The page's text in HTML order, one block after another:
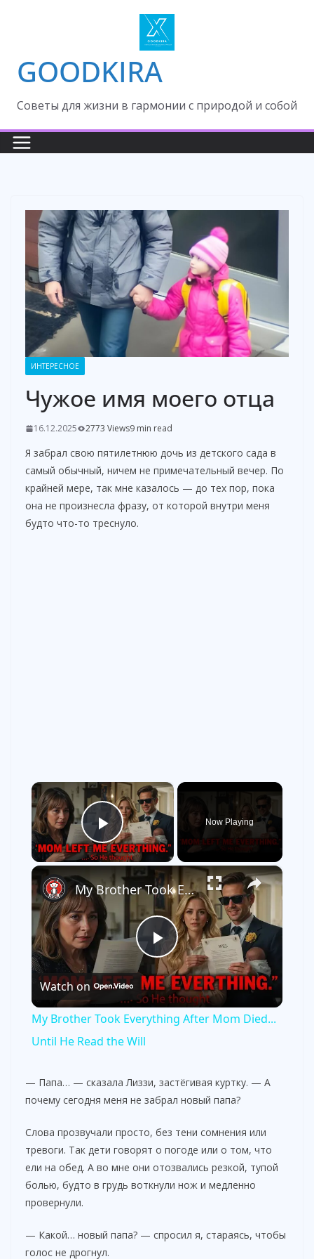
GOODKIRA
Cоветы для жизни в гармонии с природой и собой
ИНТЕРЕСНОЕ
Чужое имя моего отца
16.12.2025 2773 Views9 min read
Я забрал свою пятилетнюю дочь из детского сада в
самый обычный, ничем не примечательный вечер. По
крайней мере, так мне казалось — до тех пор, пока
она не произнесла фразу, от которой внутри меня
будто что-то треснуло.
×
Play Video
Now Playing
×
P
l
y
V
i
My Brother Took Everything After Mom Died... Until He Read the Will
Watch on
My Brother Took Everything After Mom Died...
Until He Read the Will
— Папа… — сказала Лиззи, застёгивая куртку. — А
почему сегодня меня не забрал новый папа?
Слова прозвучали просто, без тени сомнения или
тревоги. Так дети говорят о погоде или о том, что
ели на обед. А во мне они отозвались резкой, тупой
болью, будто в грудь воткнули нож и медленно
провернули.
— Какой… новый папа? — спросил я, стараясь, чтобы
голос не дрогнул.